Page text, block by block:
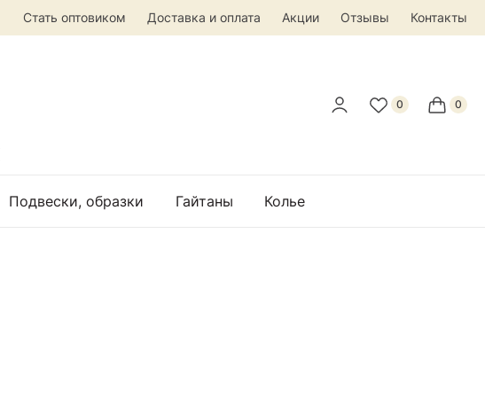
Стать оптовиком Доставка и оплата Акции Отзывы Контакты
Подвески, образки Гайтаны Колье